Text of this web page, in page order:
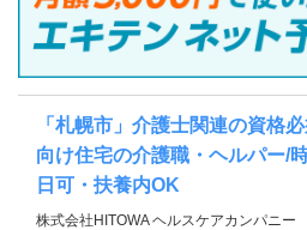
「札幌市」介護士関連の資格
向け住宅の介護職・ヘルパー/
日可・扶養内OK
株式会社HITOWA ヘルスケアカンパニー